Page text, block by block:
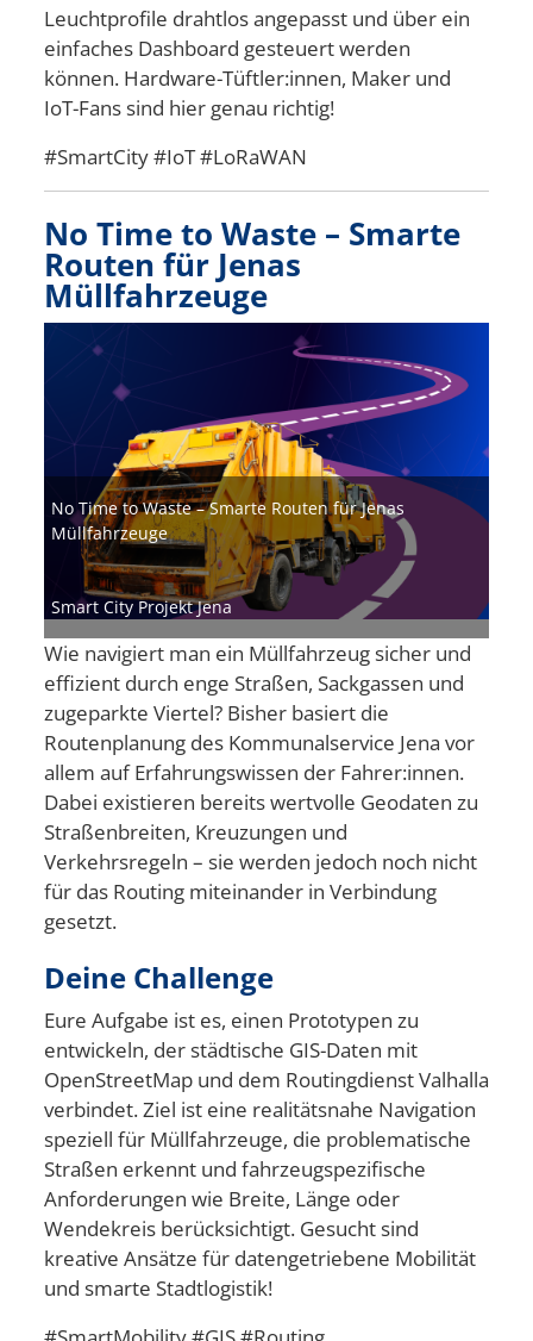
Leuchtprofile drahtlos angepasst und über ein
einfaches Dashboard gesteuert werden
können. Hardware-Tüftler:innen, Maker und
IoT-Fans sind hier genau richtig!
#SmartCity #IoT #LoRaWAN
No Time to Waste – Smarte
Routen für Jenas
Müllfahrzeuge
Bild
No Time to Waste – Smarte Routen für Jenas
Müllfahrzeuge
Smart City Projekt Jena
Wie navigiert man ein Müllfahrzeug sicher und
effizient durch enge Straßen, Sackgassen und
zugeparkte Viertel? Bisher basiert die
Routenplanung des Kommunalservice Jena vor
allem auf Erfahrungswissen der Fahrer:innen.
Dabei existieren bereits wertvolle Geodaten zu
Straßenbreiten, Kreuzungen und
Verkehrsregeln – sie werden jedoch noch nicht
für das Routing miteinander in Verbindung
gesetzt.
Deine Challenge
Eure Aufgabe ist es, einen Prototypen zu
entwickeln, der städtische GIS-Daten mit
OpenStreetMap und dem Routingdienst Valhalla
verbindet. Ziel ist eine realitätsnahe Navigation
speziell für Müllfahrzeuge, die problematische
Straßen erkennt und fahrzeugspezifische
Anforderungen wie Breite, Länge oder
Wendekreis berücksichtigt. Gesucht sind
kreative Ansätze für datengetriebene Mobilität
und smarte Stadtlogistik!